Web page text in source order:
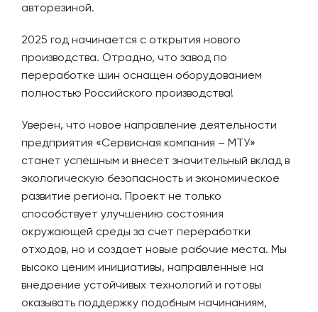
авторезиной.
2025 год начинается с открытия нового
производства. Отрадно, что завод по
переработке шин оснащен оборудованием
полностью Российского производства!
Уверен, что новое направление деятельности
предприятия «Сервисная компания – МТУ»
станет успешным и внесет значительный вклад в
экологическую безопасность и экономическое
развитие региона. Проект не только
способствует улучшению состояния
окружающей среды за счет переработки
отходов, но и создает новые рабочие места. Мы
высоко ценим инициативы, направленные на
внедрение устойчивых технологий и готовы
оказывать поддержку подобным начинаниям,